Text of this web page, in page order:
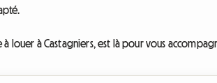
louer à Castagniers, est là pour vous